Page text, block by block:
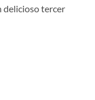
delicioso tercer